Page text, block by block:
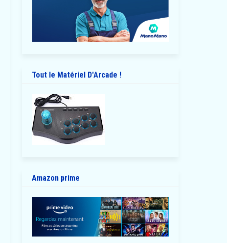
Tout le Matériel D'Arcade !
Amazon prime